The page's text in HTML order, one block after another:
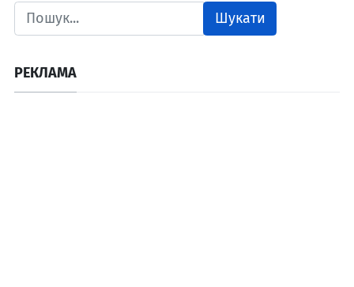
Шукати
РЕКЛАМА